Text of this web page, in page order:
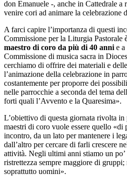
don Emanuele -, anche in Cattedrale a
venire cori ad animare la celebrazione
A farci capire l’importanza di questi
Commissione per la Liturgia Pastorale
maestro di coro da più di 40 anni e
Commissione di musica sacra in
cerchiamo di offrire dei materiali e
l’animazione della celebrazione in
costantemente per proporre dei
nelle parrocchie a seconda del tema
forti quali l’Avvento e la Quaresima».
L’obiettivo di questa giornata rivolta in
maestri di coro vuole essere quello «di
incontro, da un lato per mantenere i
dall’altro per cercare di farli crescere
attività. Negli ultimi anni stiamo un po’
ristrettezza sempre maggiore di
soprattutto uomini».